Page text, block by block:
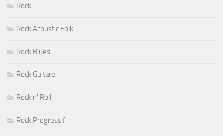
Rock
Rock Acoustic Folk
Rock Blues
Rock Guitare
Rock n' Roll
Rock Progressif